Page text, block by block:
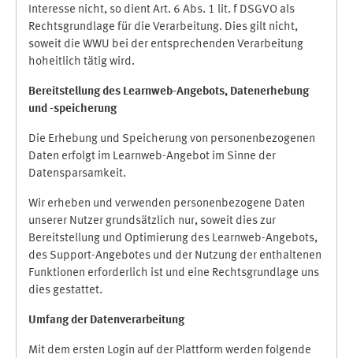
Interesse nicht, so dient Art. 6 Abs. 1 lit. f DSGVO als
Rechtsgrundlage für die Verarbeitung. Dies gilt nicht,
soweit die WWU bei der entsprechenden Verarbeitung
hoheitlich tätig wird.
Bereitstellung des Learnweb-Angebots, Datenerhebung
und -speicherung
Die Erhebung und Speicherung von personenbezogenen
Daten erfolgt im Learnweb-Angebot im Sinne der
Datensparsamkeit.
Wir erheben und verwenden personenbezogene Daten
unserer Nutzer grundsätzlich nur, soweit dies zur
Bereitstellung und Optimierung des Learnweb-Angebots,
des Support-Angebotes und der Nutzung der enthaltenen
Funktionen erforderlich ist und eine Rechtsgrundlage uns
dies gestattet.
Umfang der Datenverarbeitung
Mit dem ersten Login auf der Plattform werden folgende